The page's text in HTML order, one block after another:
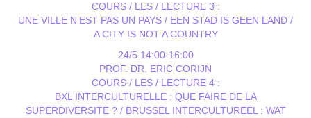
COURS / LES / LECTURE 3 :
UNE VILLE N’EST PAS UN PAYS / EEN STAD IS GEEN LAND /
A CITY IS NOT A COUNTRY
24/5 14:00-16:00
PROF. DR. ERIC CORIJN
COURS / LES / LECTURE 4 :
BXL INTERCULTURELLE : QUE FAIRE DE LA
SUPERDIVERSITE ? / BRUSSEL INTERCULTUREEL : WAT